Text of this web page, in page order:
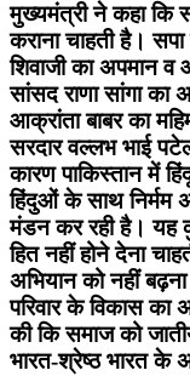
मुख्यमंत्री ने कहा कि
कराना चाहती है।
शिवाजी का अपमान
सांसद राणा सांगा का
आक्रांता बाबर का
सरदार वल्लभ भाई
कारण पाकिस्तान में
हिंदुओं के साथ निर्मम
मंडन कर रही है। यह
हित नहीं होने देना
अभियान को नहीं
परिवार के विकास का
की कि समाज को
भारत-श्रेष्ठ भारत के